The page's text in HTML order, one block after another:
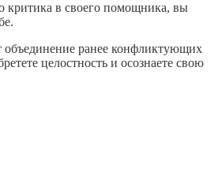
критика в своего помощника, вы
объединение ранее конфликтующих
целостность и осознаете свою